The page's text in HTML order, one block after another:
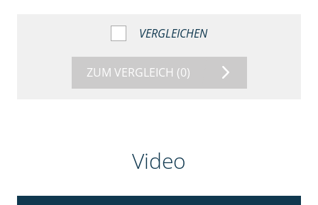
VERGLEICHEN
ZUM VERGLEICH (0)
Video